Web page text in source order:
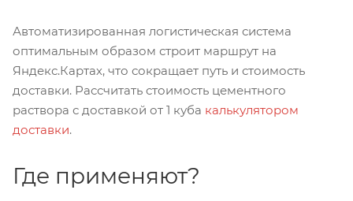
Автоматизированная логистическая система
оптимальным образом строит маршрут на
Яндекс.Картах, что сокращает путь и стоимость
доставки. Рассчитать стоимость цементного
раствора с доставкой от 1 куба калькулятором
доставки.
Где применяют?